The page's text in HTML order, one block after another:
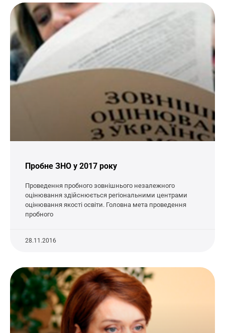
Пробне ЗНО у 2017 року
Проведення пробного зовнішнього незалежного
оцінювання здійснюється регіональними центрами
оцінювання якості освіти. Головна мета проведення
пробного
28.11.2016